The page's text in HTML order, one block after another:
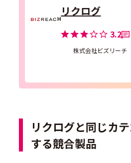
リクログ
3.2
株式会社ビズリーチ
リクログと同じカ
する競合製品